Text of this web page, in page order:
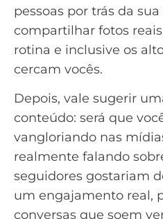
pessoas por trás da
compartilhar fotos
rotina e inclusive os
cercam vocês.
Depois, vale sugerir
conteúdo: será que
vangloriando nas
realmente falando
seguidores gostariam
um engajamento real,
conversas que soem